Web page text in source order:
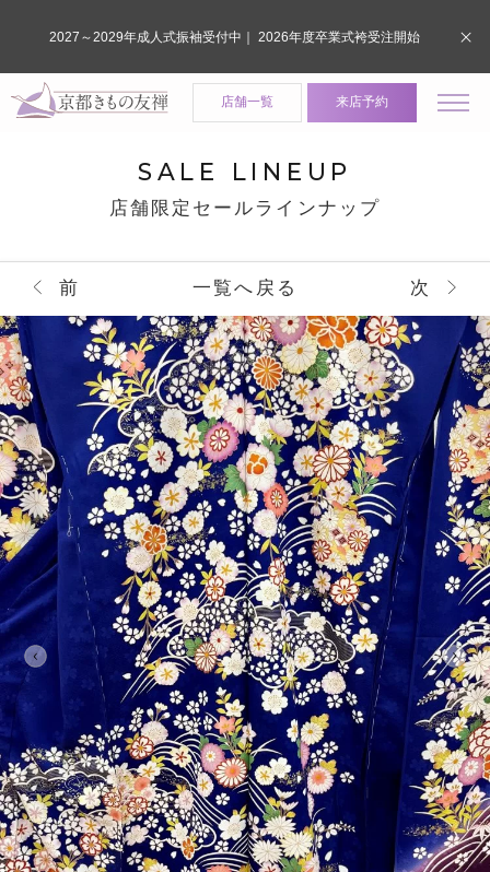
店舗一覧 来店予約
SALE LINEUP
店舗限定セールラインナップ
前 一覧へ戻る 次
2027～2029年成人式振袖受付中｜ 2026年度卒業式袴受注開始